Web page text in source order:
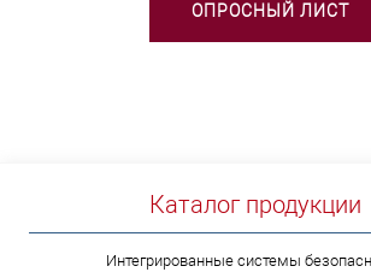
ОПРОСНЫЙ ЛИСТ
Каталог продукции
Интегрированные системы